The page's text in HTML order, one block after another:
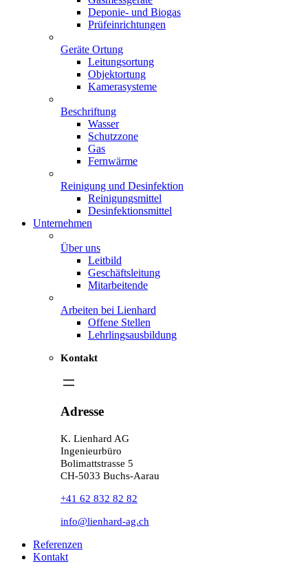
Deponie- und Biogas
Prüfeinrichtungen
Geräte Ortung
Leitungsortung
Objektortung
Kamerasysteme
Beschriftung
Wasser
Schutzzone
Gas
Fernwärme
Reinigung und Desinfektion
Reinigungsmittel
Desinfektionsmittel
Unternehmen
Über uns
Leitbild
Geschäftsleitung
Mitarbeitende
Arbeiten bei Lienhard
Offene Stellen
Lehrlingsausbildung
Kontakt
Adresse
K. Lienhard AG
Ingenieurbüro
Bolimattstrasse 5
CH-5033 Buchs-Aarau
+41 62 832 82 82
info@lienhard-ag.ch
Referenzen
Kontakt